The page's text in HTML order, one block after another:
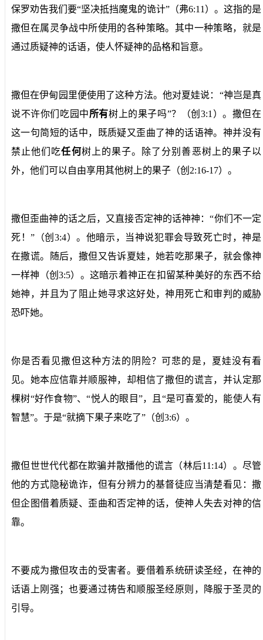
保罗劝告我们要“坚决抵挡魔鬼的诡计”（弗6:11）。这指的是
撒但在属灵争战中所使用的各种策略。其中一种策略， 就是
通过质疑神的话语，使人怀疑神的品格和旨意。
撒但在伊甸园里便使用了这种方法。他对夏娃说：“神岂是真
说不许你们吃园中所有树上的果子吗”？（创3:1）。撒但在
这一句简短的话中，
既质疑又歪曲了神的话语神。神并没有
禁止他们吃任何树上的果子。除了分别善恶树上的果子以
外， 他们可以自由享用其他树上的果子（创2:16-17）。
撒但歪曲神的话之后，又直接否定神的话神神：“你们不一定
死！”（创3:4）。他暗示，当神说犯罪会导致死亡时，神是
在撒谎。随后，撒但又告诉夏娃， 她若吃那果子，就会像神
一样神（创3:5）。这暗示着神正在扣留某种美好的东西不给
她神，并且为了阻止她寻求这好处，神用死亡和审判 的威胁
恐吓她。
你是否看见撒但这种方法的阴险？可悲的是，夏娃没有看
见。她本应信靠并顺服神，却相信了撒但的谎言，并认定那
棵树“好作食物”、“悦人的眼目”，
且“是可喜爱的，能使人有
智慧”。 于是“就摘下果子来吃了”（创3:6）。
撒但世世代代都在欺骗并散播他的谎言（林后11:14）。尽管
他的方式隐秘诡诈，但有分辨力的基督徒应当清楚看见：撒
但企图借着质疑、歪曲和否定神的话，使神人失去对神的信
靠。
不要成为撒但攻击的受害者。要借着系统研读圣经，在神的
话语上刚强；也要通过祷告和顺服圣经原则，降服于圣灵的
引导。